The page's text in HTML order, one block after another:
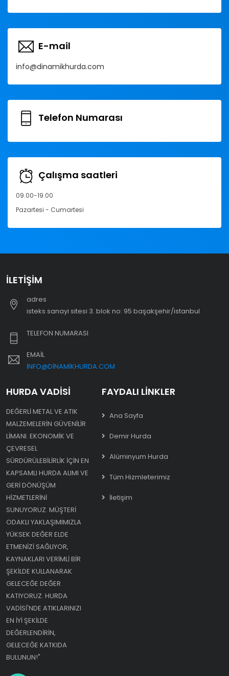
E-mail
info@dinamikhurda.com
Telefon Numarası
Çalışma saatleri
09.00-19.00
Pazartesi - Cumartesi
İLETIŞIM
adres
i̇steks sanayi sitesi 3. blok no: 95 başakşehir/i̇stanbul
TELEFON NUMARASI
EMAIL
INFO@DINAMIKHURDA.COM
HURDA VADISI
DEĞERLI METAL VE ATIK
MALZEMELERIN GÜVENILIR
LIMANI. EKONOMIK VE
ÇEVRESEL
SÜRDÜRÜLEBILIRLIK IÇIN EN
KAPSAMLI HURDA ALIMI VE
GERI DÖNÜŞÜM
HIZMETLERINI
SUNUYORUZ. MÜŞTERI
ODAKLI YAKLAŞIMIMIZLA
YÜKSEK DEĞER ELDE
ETMENIZI SAĞLIYOR,
KAYNAKLARI VERIMLI BIR
ŞEKILDE KULLANARAK
GELECEĞE DEĞER
KATIYORUZ. HURDA
VADISI'NDE ATIKLARINIZI
EN IYI ŞEKILDE
DEĞERLENDIRIN,
GELECEĞE KATKIDA
BULUNUN!"
FAYDALI LINKLER
Ana Sayfa
Demir Hurda
Alüminyum Hurda
Tüm Hizmleterimiz
İletişim